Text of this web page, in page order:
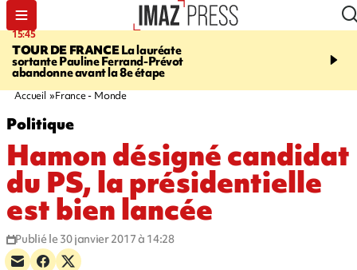
15:45
TOUR DE FRANCELa lauréate
sortante Pauline Ferrand-Prévot
abandonne avant la 8e étape
20:17
routière, concours de
Accueil France - Monde
Politique
Hamon désigné candidat
du PS, la présidentielle
est bien lancée
Publié le 30 janvier 2017 à 14:28